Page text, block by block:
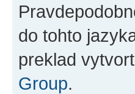
do tohto
preklad
Group.